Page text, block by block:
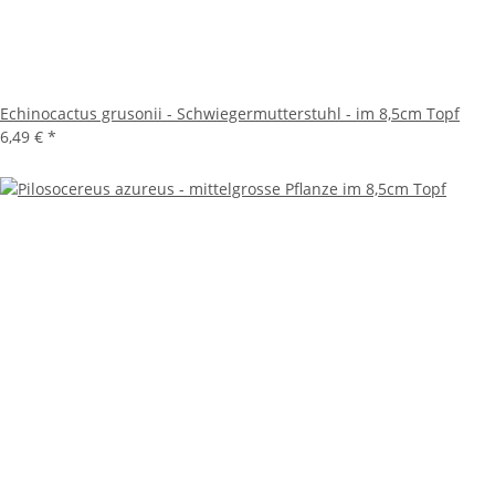
Echinocactus grusonii - Schwiegermutterstuhl - im 8,5cm Topf
6,49 € *